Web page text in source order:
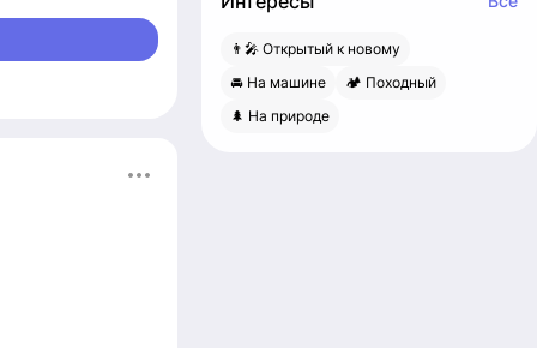
тишину)
👨‍🎤 Открытый к новому
🚘 На машине
🏕 Походный
🌲 На природе